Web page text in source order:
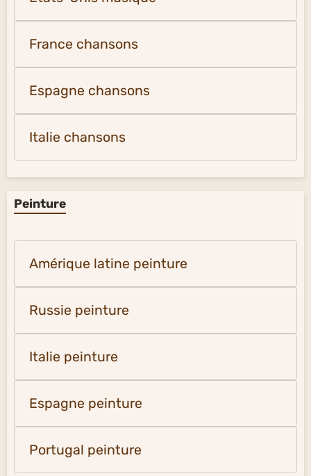
France chansons
Espagne chansons
Italie chansons
Peinture
Amérique latine peinture
Russie peinture
Italie peinture
Espagne peinture
Portugal peinture